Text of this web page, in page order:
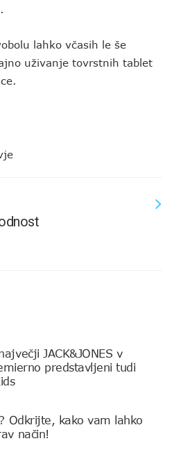
lahko včasih le še
uživanje tovrstnih tablet
JACK&JONES v
predstavljeni tudi
Odkrijte, kako vam lahko
način!